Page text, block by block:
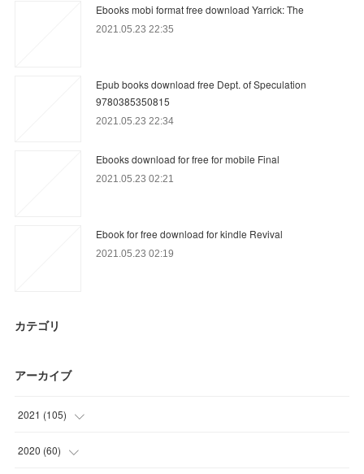
Ebooks mobi format free download Yarrick: The
2021.05.23 22:35
Epub books download free Dept. of Speculation
9780385350815
2021.05.23 22:34
Ebooks download for free for mobile Final
2021.05.23 02:21
Ebook for free download for kindle Revival
2021.05.23 02:19
カテゴリ
アーカイブ
2021 (105)
(33 )
2020 (60)